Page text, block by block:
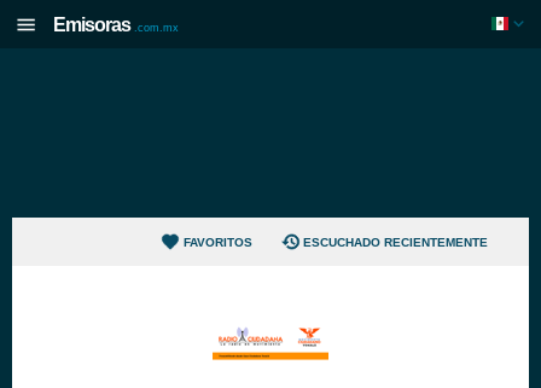
Emisoras .com.mx
FAVORITOS ESCUCHADO RECIENTEMENTE